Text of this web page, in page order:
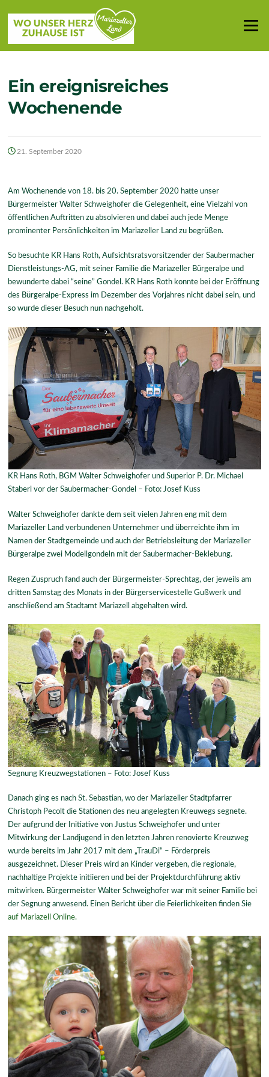
Inhalt
springen
Menü
Ein ereignisreiches
Wochenende
21. September 2020
Am Wochenende von 18. bis 20. September 2020 hatte unser
Bürgermeister Walter Schweighofer die Gelegenheit, eine Vielzahl von
öffentlichen Auftritten zu absolvieren und dabei auch jede Menge
prominenter Persönlichkeiten im Mariazeller Land zu begrüßen.
So besuchte KR Hans Roth, Aufsichtsratsvorsitzender der Saubermacher
Dienstleistungs-AG, mit seiner Familie die Mariazeller Bürgeralpe und
bewunderte dabei “seine” Gondel. KR Hans Roth konnte bei der Eröffnung
des Bürgeralpe-Express im Dezember des Vorjahres nicht dabei sein, und
so wurde dieser Besuch nun nachgeholt.
KR Hans Roth, BGM Walter Schweighofer und Superior P. Dr. Michael
Staberl vor der Saubermacher-Gondel – Foto: Josef Kuss
Walter Schweighofer dankte dem seit vielen Jahren eng mit dem
Mariazeller Land verbundenen Unternehmer und überreichte ihm im
Namen der Stadtgemeinde und auch der Betriebsleitung der Mariazeller
Bürgeralpe zwei Modellgondeln mit der Saubermacher-Beklebung.
Regen Zuspruch fand auch der Bürgermeister-Sprechtag, der jeweils am
dritten Samstag des Monats in der Bürgerservicestelle Gußwerk und
anschließend am Stadtamt Mariazell abgehalten wird.
Segnung Kreuzwegstationen – Foto: Josef Kuss
Danach ging es nach St. Sebastian, wo der Mariazeller Stadtpfarrer
Christoph Pecolt die Stationen des neu angelegten Kreuwegs segnete.
Der aufgrund der Initiative von Justus Schweighofer und unter
Mitwirkung der Landjugend in den letzten Jahren renovierte Kreuzweg
wurde bereits im Jahr 2017 mit dem „TrauDi“ – Förderpreis
ausgezeichnet. Dieser Preis wird an Kinder vergeben, die regionale,
nachhaltige Projekte initiieren und bei der Projektdurchführung aktiv
mitwirken. Bürgermeister Walter Schweighofer war mit seiner Familie bei
der Segnung anwesend. Einen Bericht über die Feierlichkeiten finden Sie
auf Mariazell Online.